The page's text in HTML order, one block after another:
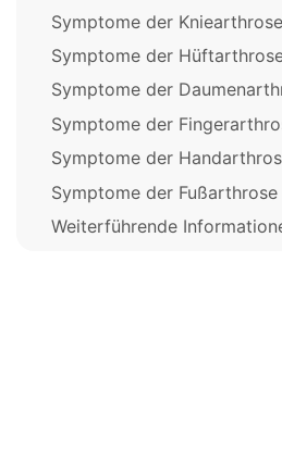
Symptome der Kniearthrose
Symptome der
Symptome der
Symptome der
Symptome der
Symptome der Fußarthrose
Weiterführende